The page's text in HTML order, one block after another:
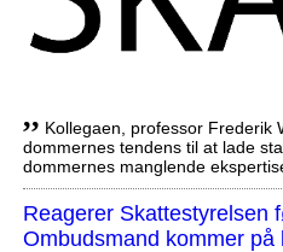
,, Kollegaen, professor Frederik
dommernes tendens til at lade
dommernes manglende
Reagerer Skattestyrelsen
Ombudsmand kommer på